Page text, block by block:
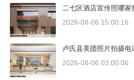
二七区酒店宣传照哪家
2026-08-06 15:00:16
卢氏县美团照片拍摄电
2026-08-06 03:00:06